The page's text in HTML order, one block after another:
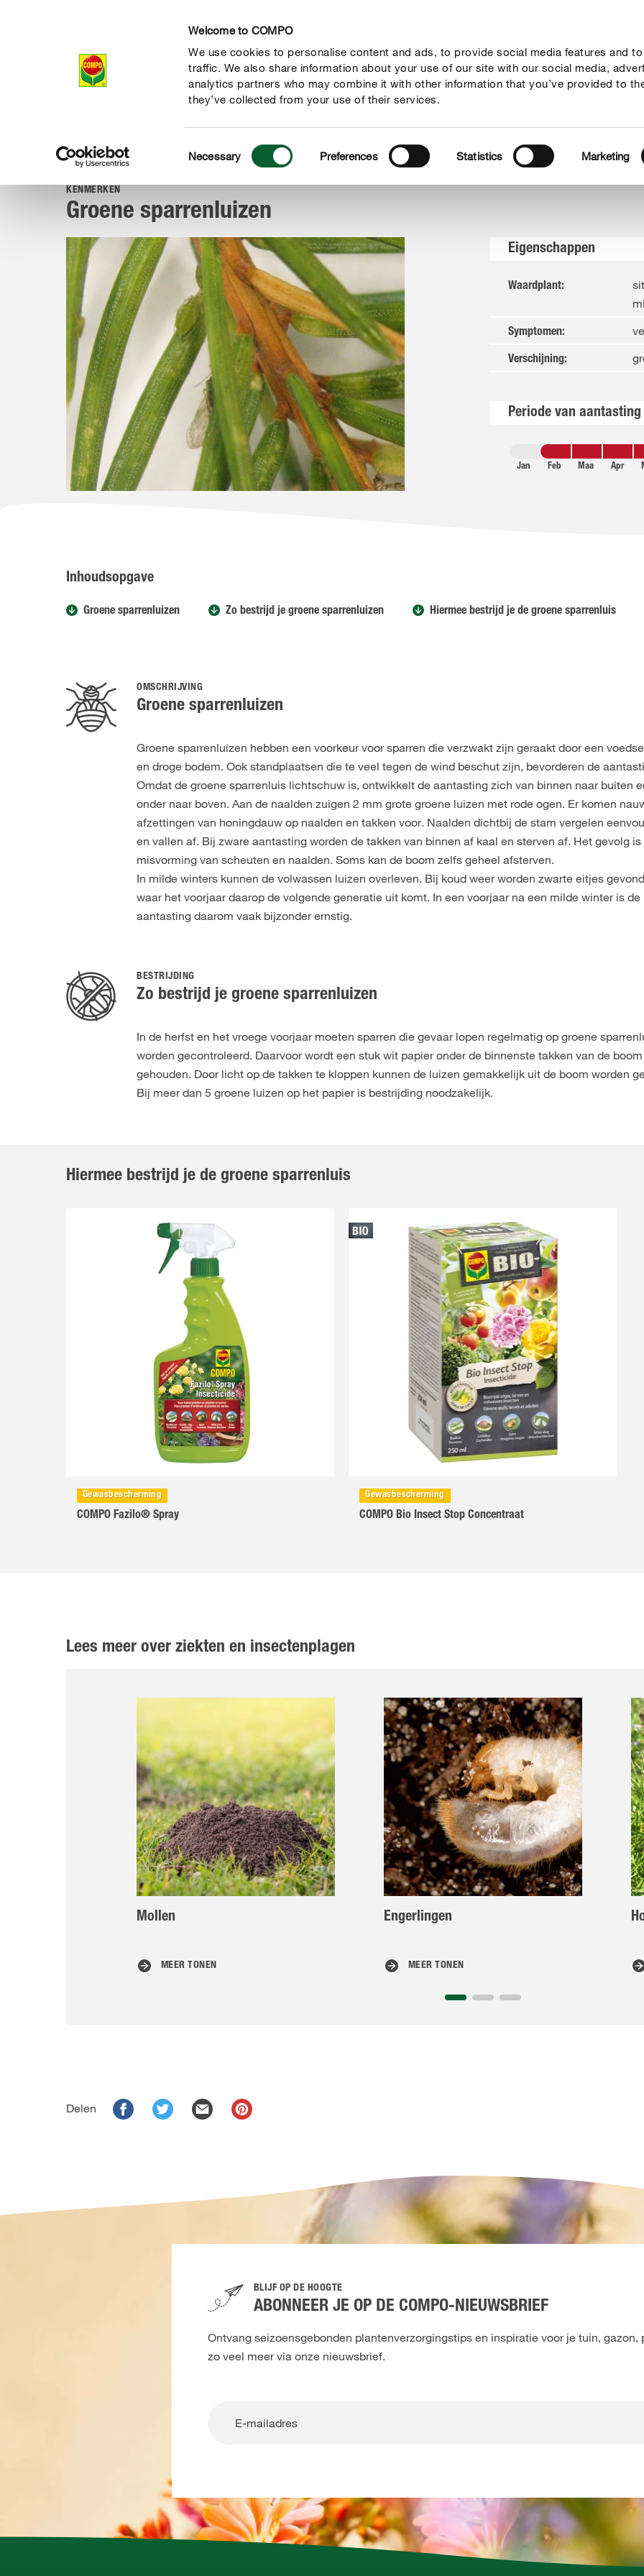
Welcome to COMPO
We use cookies to personalise content and ads, to provide social media features and
traffic. We also share information about your use of our site with our social media,
analytics partners who may combine it with other information that you’ve provided to
they’ve collected from your use of their services.
Selection
Necessary Preferences Statistics Marketing
Producten Advies Thema's Tot je dienst Onderneming
COMPOAdvies Ziekten & plagen Groene sparrenluizen
KENMERKEN
Groene sparrenluizen
Eigenschappen
Waardplant:
Symptomen:
Verschijning:
Periode van aantasting
Jan Feb Maa Apr
Inhoudsopgave
Groene sparrenluizen Zo bestrijd je groene sparrenluizen Hiermee bestrijd je de groene sparrenluis
OMSCHRIJVING
Groene sparrenluizen
Groene sparrenluizen hebben een voorkeur voor sparren die verzwakt zijn geraakt door een
en droge bodem. Ook standplaatsen die te veel tegen de wind beschut zijn, bevorderen de
Omdat de groene sparrenluis lichtschuw is, ontwikkelt de aantasting zich van binnen naar buiten
onder naar boven. Aan de naalden zuigen 2 mm grote groene luizen met rode ogen. Er komen
afzettingen van honingdauw op naalden en takken voor. Naalden dichtbij de stam vergelen
en vallen af. Bij zware aantasting worden de takken van binnen af kaal en sterven af. Het gevolg is
misvorming van scheuten en naalden. Soms kan de boom zelfs geheel afsterven.
In milde winters kunnen de volwassen luizen overleven. Bij koud weer worden zwarte eitjes
waar het voorjaar daarop de volgende generatie uit komt. In een voorjaar na een milde winter is de
aantasting daarom vaak bijzonder ernstig.
BESTRIJDING
Zo bestrijd je groene sparrenluizen
In de herfst en het vroege voorjaar moeten sparren die gevaar lopen regelmatig op groene
worden gecontroleerd. Daarvoor wordt een stuk wit papier onder de binnenste takken van de boom
gehouden. Door licht op de takken te kloppen kunnen de luizen gemakkelijk uit de boom worden
Bij meer dan 5 groene luizen op het papier is bestrijding noodzakelijk.
Hiermee bestrijd je de groene sparrenluis
Gewasbescherming
COMPO Fazilo® Spray
Gewasbescherming
COMPO Bio Insect Stop Concentraat
Lees meer over ziekten en insectenplagen
Mollen
MEER TONEN
Engerlingen
MEER TONEN
Delen
BLIJF OP DE HOOGTE
ABONNEER JE OP DE COMPO-NIEUWSBRIEF
Ontvang seizoensgebonden plantenverzorgingstips en inspiratie voor je tuin, gazon,
zo veel meer via onze nieuwsbrief.